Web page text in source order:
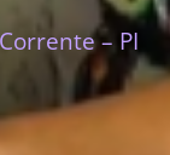
– PI